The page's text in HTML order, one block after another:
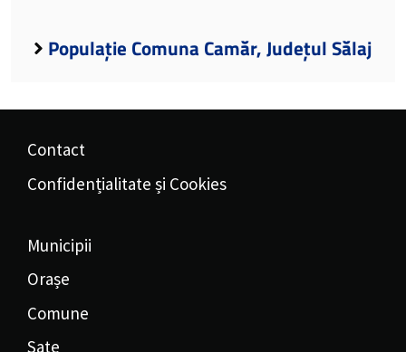
Populație Comuna Camăr, Județul Sălaj
Contact
Confidențialitate și Cookies
Municipii
Orașe
Comune
Sate